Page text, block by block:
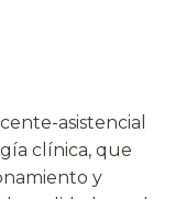
asistencial
clínica, que
y